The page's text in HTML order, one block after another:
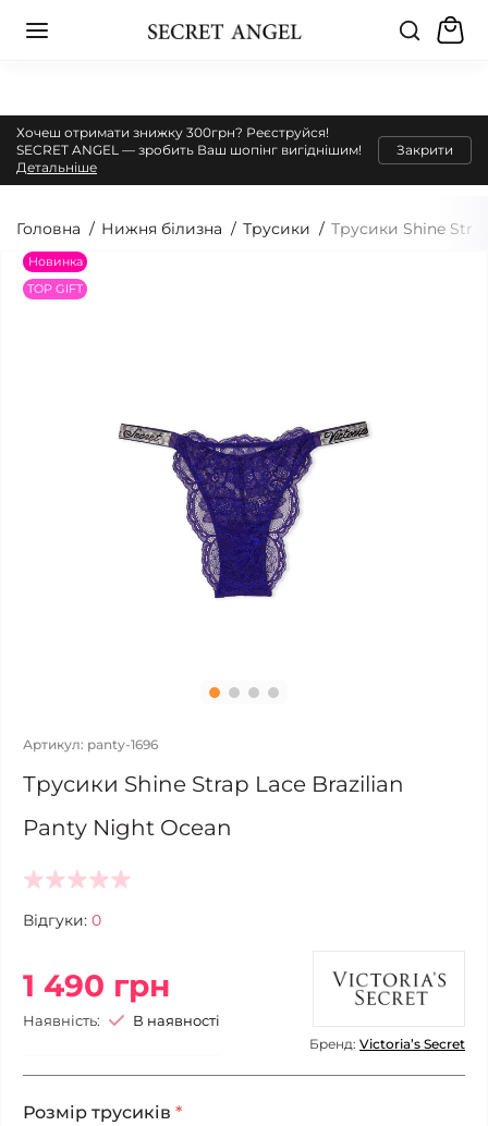
Хочеш отримати знижку 300грн? Реєструйся!
SECRET ANGEL — зробить Ваш шопінг вигіднішим!
Детальніше
Закрити
Головна Нижня білизна Трусики Трусики Shine
Новинка
TOP GIFT
Артикул: panty-1696
Трусики Shine Strap Lace Brazilian
Panty Night Ocean
Відгуки: 0
1 490 грн
Наявність: В наявності
Бренд: Victoria’s Secret
Розмір трусиків *